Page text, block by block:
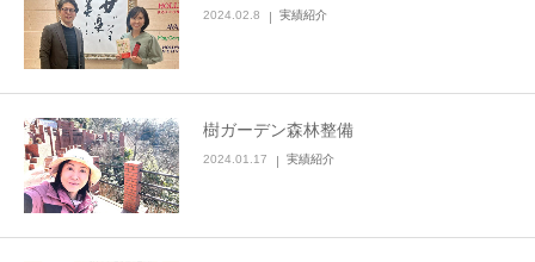
2024.02.8 実績紹介
樹ガーデン森林整備
2024.01.17 実績紹介